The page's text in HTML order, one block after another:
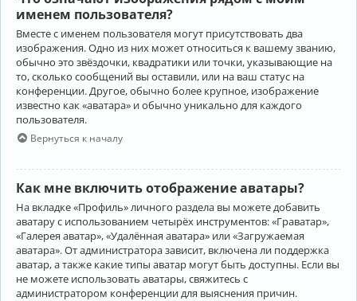
именем пользователя?
Вместе с именем пользователя могут присутствовать два
изображения. Одно из них может относиться к вашему званию,
обычно это звёздочки, квадратики или точки, указывающие на
то, сколько сообщений вы оставили, или на ваш статус на
конференции. Другое, обычно более крупное, изображение
известно как «аватара» и обычно уникально для каждого
пользователя.
Вернуться к началу
Как мне включить отображение аватары?
На вкладке «Профиль» личного раздела вы можете добавить
аватару с использованием четырёх инструментов: «Граватар»,
«Галерея аватар», «Удалённая аватара» или «Загружаемая
аватара». От администратора зависит, включена ли поддержка
аватар, а также какие типы аватар могут быть доступны. Если вы
не можете использовать аватары, свяжитесь с
администратором конференции для выяснения причин.